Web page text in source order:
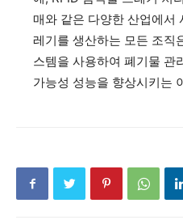
매와 같은 다양한 산업에서
레기를 생산하는 모든 조직
스템을 사용하여 폐기물 관
가능성 성능을 향상시키는